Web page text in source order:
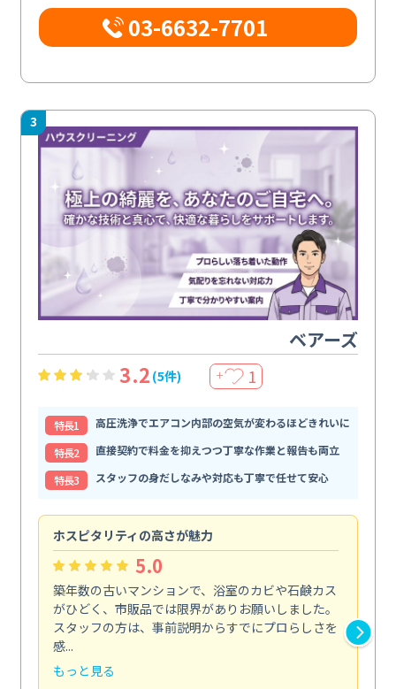
03-6632-7701
3
ベアーズ
3.2 (5件) ＋ 1
特⻑1
高圧洗浄でエアコン内部の空気が変わるほどきれいに
特⻑2
直接契約で料金を抑えつつ丁寧な作業と報告も両立
特⻑3
スタッフの身だしなみや対応も丁寧で任せて安心
ホスピタリティの高さが魅力
5.0
築年数の古いマンションで、浴室のカビや石鹸カス
がひどく、市販品では限界がありお願いしました。
スタッフの方は、事前説明からすでにプロらしさを
感...
もっと見る